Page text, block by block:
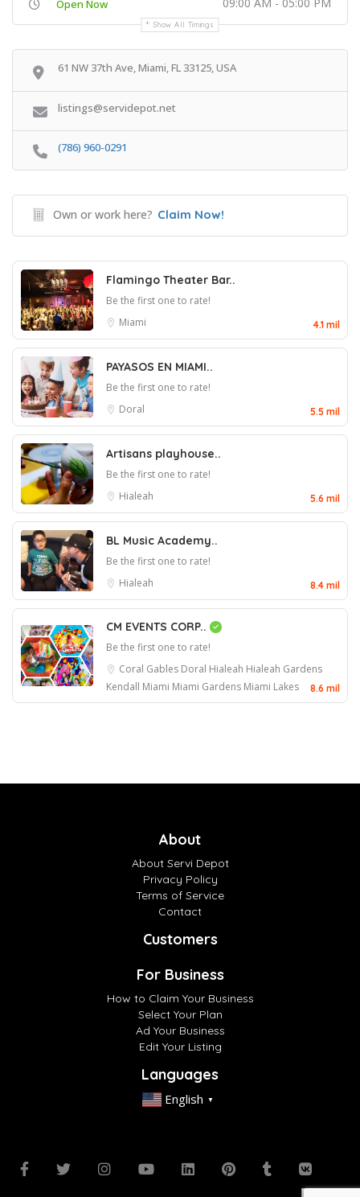
Open Now
Show All Timings
61 NW 37th Ave, Miami, FL 33125, USA
listings@servidepot.net
(786) 960-0291
Own or work here? Claim Now!
Flamingo Theater Bar..
Be the first one to rate!
Miami
4.1 mil
PAYASOS EN MIAMI..
Be the first one to rate!
Doral
5.5 mil
Artisans playhouse..
Be the first one to rate!
Hialeah
5.6 mil
BL Music Academy..
Be the first one to rate!
Hialeah
8.4 mil
CM EVENTS CORP..
Be the first one to rate!
Coral Gables Doral Hialeah Hialeah Gardens
Kendall Miami Miami Gardens Miami Lakes 8.6 mil
About
About Servi Depot
Privacy Policy
Terms of Service
Contact
Customers
For Business
How to Claim Your Business
Select Your Plan
Ad Your Business
Edit Your Listing
Languages
English ▼